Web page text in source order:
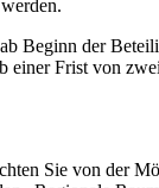
Beginn der
einer Frist von
Sie von der